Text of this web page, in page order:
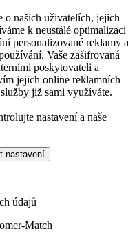
o našich uživatelích, jejich
k neustálé optimalizaci
personalizované reklamy a
Vaše zašifrovaná
poskytovateli a
jejich online reklamních
již sami využíváte.
nastavení a naše
nastavení
údajů
Match